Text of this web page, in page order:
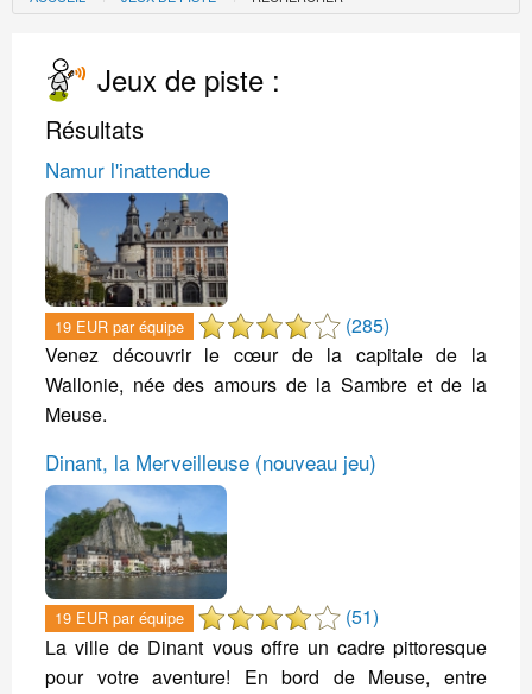
Jeux de piste :
Résultats
Namur l'inattendue
19 EUR par équipe
(285)
Venez découvrir le cœur de la capitale de la
Wallonie, née des amours de la Sambre et de la
Meuse.
Dinant, la Merveilleuse (nouveau jeu)
19 EUR par équipe
(51)
La ville de Dinant vous offre un cadre pittoresque
pour votre aventure! En bord de Meuse, entre